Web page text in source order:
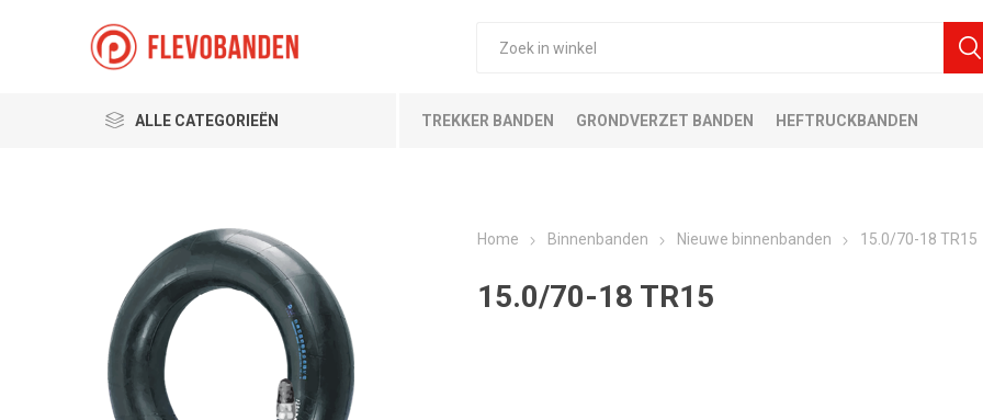
ALLE CATEGORIEËN TREKKER BANDEN GRONDVERZET BANDEN HEFTRUCKBANDEN
Home Binnenbanden Nieuwe binnenbanden 15.0/70-18 TR15
15.0/70-18 TR15